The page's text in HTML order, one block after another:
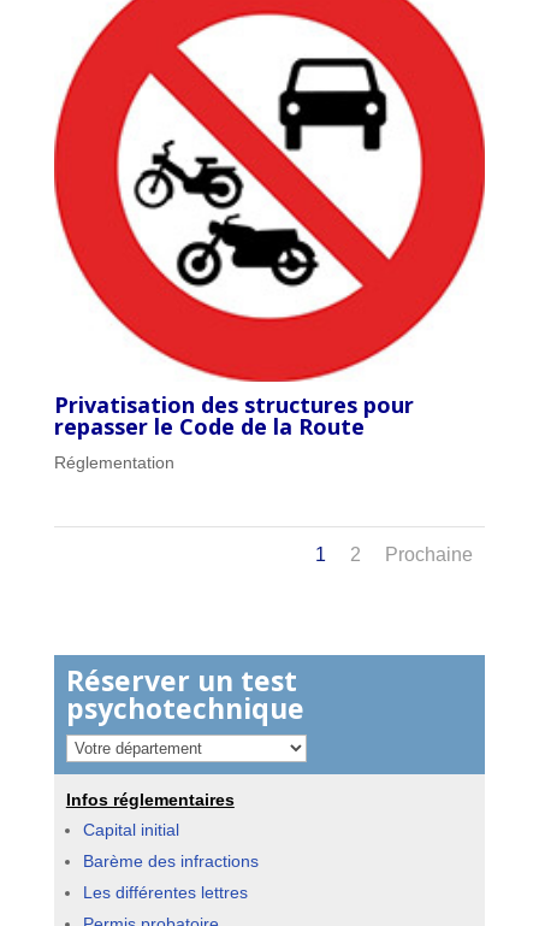
Privatisation des structures pour
repasser le Code de la Route
Réglementation
1 2 Prochaine
Réserver un test
psychotechnique
Infos réglementaires
Capital initial
Barème des infractions
Les différentes lettres